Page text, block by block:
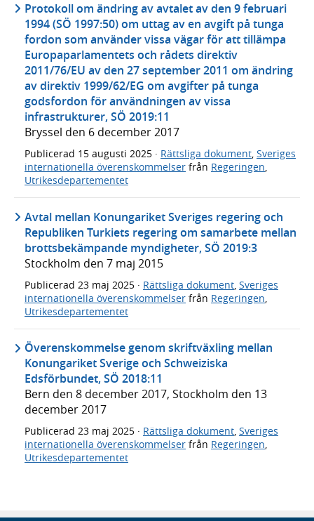
Protokoll om ändring av avtalet av den 9 februari
1994 (SÖ 1997:50) om uttag av en avgift på tunga
fordon som använder vissa vägar för att tillämpa
Europaparlamentets och rådets direktiv
2011/76/EU av den 27 september 2011 om ändring
av direktiv 1999/62/EG om avgifter på tunga
godsfordon för användningen av vissa
infrastrukturer, SÖ 2019:11
Bryssel den 6 december 2017
Publicerad 15 augusti 2025 · Rättsliga dokument, Sveriges
internationella överenskommelser från Regeringen,
Utrikesdepartementet
Avtal mellan Konungariket Sveriges regering och
Republiken Turkiets regering om samarbete mellan
brottsbekämpande myndigheter, SÖ 2019:3
Stockholm den 7 maj 2015
Publicerad 23 maj 2025 · Rättsliga dokument Sveriges
internationella överenskommelser från Regeringen
Utrikesdepartementet
Överenskommelse genom skriftväxling mellan
Konungariket Sverige och Schweiziska
Edsförbundet, SÖ 2018:11
Bern den 8 december 2017, Stockholm den 13
december 2017
Publicerad 23 maj 2025 · Rättsliga dokument, Sveriges
internationella överenskommelser från Regeringen,
Utrikesdepartementet